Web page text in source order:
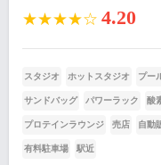
★★★★☆ 4.20
スタジオ ホットスタジオ プー
サンドバッグ パワーラック 酸
プロテインラウンジ 売店 自動
有料駐車場 駅近